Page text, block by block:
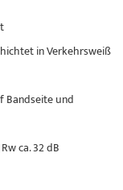
in Verkehrsweiß
Bandseite und
ca. 32 dB